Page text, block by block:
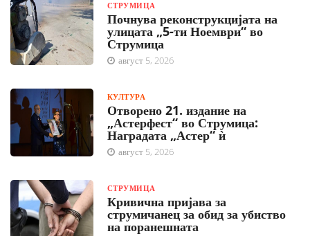
СТРУМИЦА
Почнува реконструкцијата на
улицата „5-ти Ноември“ во
Струмица
август 5, 2026
КУЛТУРА
Отворено 21. издание на
„Астерфест“ во Струмица:
Наградата „Астер“ ѝ
август 5, 2026
СТРУМИЦА
Кривична пријава за
струмичанец за обид за убиство
на поранешната